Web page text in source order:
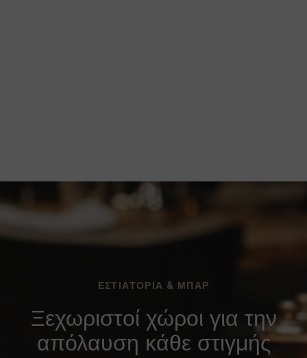
ΕΣΤΙΑΤΌΡΙΑ & ΜΠΑΡ
Ξεχωριστοί χώροι για την
απόλαυση κάθε στιγμής